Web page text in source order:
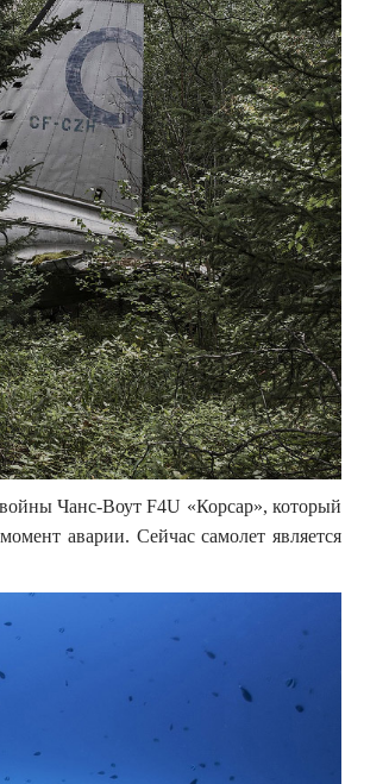
Чанс-Воут F4U «Корсар», который
аварии. Сейчас самолет является